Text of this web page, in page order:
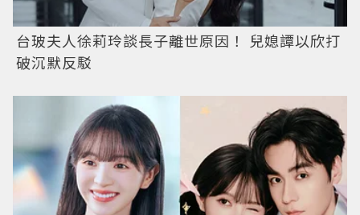
台玻夫人徐莉玲談長子離世原因！ 兒媳譚以欣打
破沉默反駁